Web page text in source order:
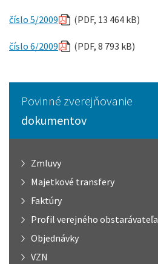
číslo 5/2009 (PDF, 13 464 kB)
číslo 6/2009 (PDF, 8 793 kB)
Povinné zverejňovanie
dokumentov
Zmluvy
Majetkové transfery
Faktúry
Profil verejného obstarávateľa
Objednávky
VZN